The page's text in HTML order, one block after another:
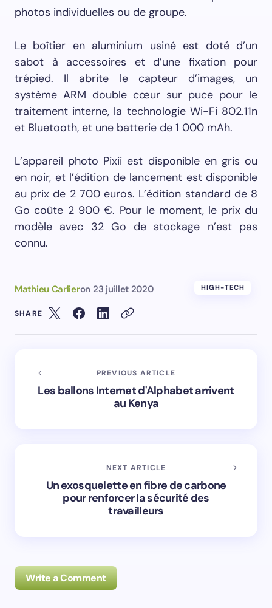
photos individuelles ou de groupe.
Le boîtier en aluminium usiné est doté d’un
sabot à accessoires et d’une fixation pour
trépied. Il abrite le capteur d’images, un
système ARM double cœur sur puce pour le
traitement interne, la technologie Wi-Fi 802.11n
et Bluetooth, et une batterie de 1 000 mAh.
L’appareil photo Pixii est disponible en gris ou
en noir, et l’édition de lancement est disponible
au prix de 2 700 euros. L’édition standard de 8
Go coûte 2 900 €. Pour le moment, le prix du
modèle avec 32 Go de stockage n’est pas
connu.
Mathieu Carlieron 23 juillet 2020 HIGH-TECH
SHARE
PREVIOUS ARTICLE
Les ballons Internet d'Alphabet arrivent
au Kenya
NEXT ARTICLE
Un exosquelette en fibre de carbone
pour renforcer la sécurité des
travailleurs
Write a Comment